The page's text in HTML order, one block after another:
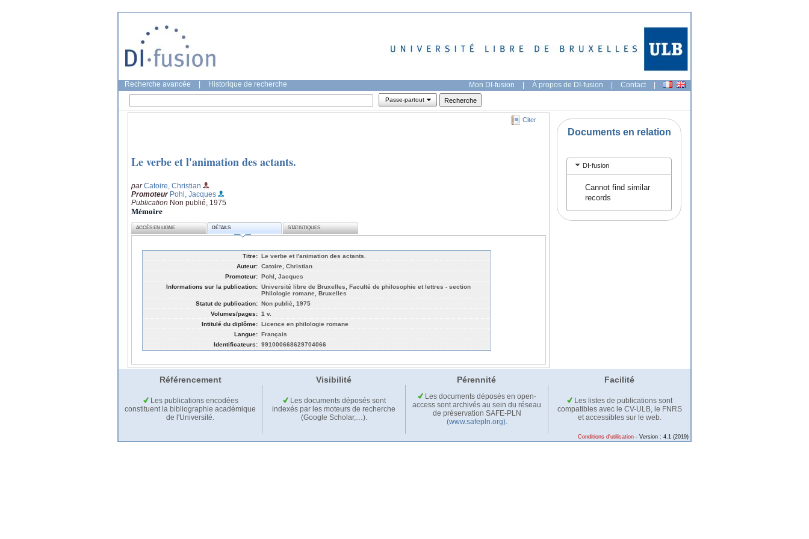
Recherche avancée Historique de recherche Mon DI-fusion | À propos de DI-fusion | Contact |
Passe-partout
Citer
Le verbe et l'animation des actants.
parCatoire, Christian
Promoteur Pohl, Jacques
Publication Non publié, 1975
Mémoire
ACCÈS EN LIGNE DÉTAILS STATISTIQUES
Titre: Le verbe et l'animation des actants.
Auteur: Catoire, Christian
Promoteur: Pohl, Jacques
Informations sur la publication: Université libre de Bruxelles, Faculté de philosophie et lettres - section
Philologie romane, Bruxelles
Statut de publication: Non publié, 1975
Volumes/pages: 1 v.
Intitulé du diplôme: Licence en philologie romane
Langue: Français
Identificateurs: 991000668629704066
Documents en relation
DI-fusion
Cannot find similar
records
Référencement Visibilité Pérennité Facilité
Les publications encodées
constituent la bibliographie académique
de l'Université.
Les documents déposés sont
indexés par les moteurs de recherche
(Google Scholar,…).
Les documents déposés en open-
access sont archivés au sein du réseau
de préservation SAFE-PLN
(www.safepln.org).
Les listes de publications sont
compatibles avec le CV-ULB, le FNRS
et accessibles sur le web.
Conditions d'utilisation - Version : 4.1 (2019)